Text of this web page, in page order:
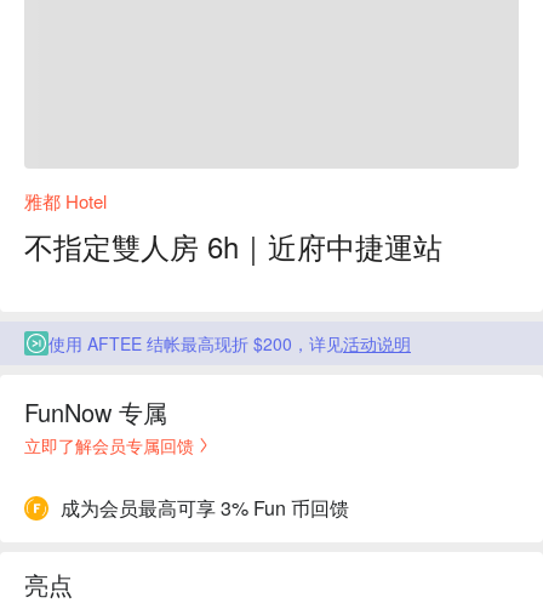
雅都 Hotel
不指定雙人房 6h｜近府中捷運站
使用 AFTEE 结帐最高现折 $200，详见活动说明
FunNow 专属
立即了解会员专属回馈
成为会员最高可享 3% Fun 币回馈
亮点